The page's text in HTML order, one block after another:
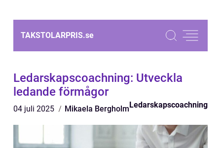
TAKSTOLARPRIS.se
Ledarskapscoachning: Utveckla
ledande förmågor
04 juli 2025 Mikaela BergholmLedarskapscoachning